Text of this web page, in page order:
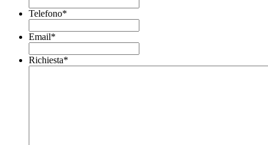
Telefono*
Email*
Richiesta*